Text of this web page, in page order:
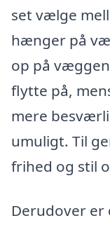
set vælge
hænger på
op på
flytte på,
mere
umuligt. Til
frihed og stil
Derudover er